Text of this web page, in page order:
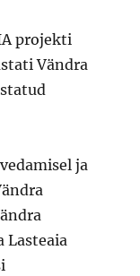
projekti
Vändra
ja
Lasteaia